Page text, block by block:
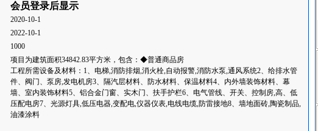
会员登录后显示
2020-10-1
2022-10-1
1000
项目为建筑面积34842.83平方米，包含：◆普通商品房
工程所需设备及材料：1、电梯,消防排烟,消火栓,自动报警,消防水泵,通风系统2、给排水管
件、阀门、泵房,发电机房3、隔汽层材料、防水材料、保温材料4、内外墙装饰材料、幕
墙、室内装饰材料5、铝合金门窗、实木门、扶手护栏6、电气管线、开关、控制房,高、低
压配电房7、光源灯具,低压电器,变配电,仪器仪表,电线电缆,防雷接地8、墙地面砖,陶瓷制品,
油漆涂料